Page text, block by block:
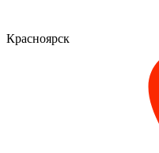
Красноярск